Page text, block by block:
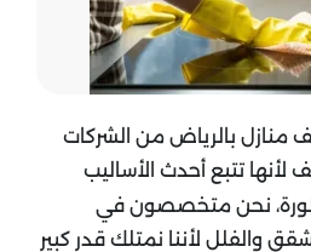
منازل بالرياض من الشركات
لأنها تتبع أحدث الأساليب
نحن متخصصون في
والفلل لأننا نمتلك قدر كبير